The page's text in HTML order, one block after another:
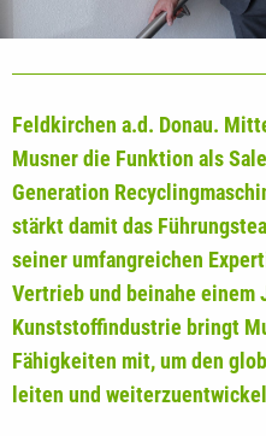
Feldkirchen a.d. Donau.
Musner die Funktion als
Generation
stärkt damit das
seiner umfangreichen
Vertrieb und beinahe einem
Kunststoffindustrie bringt
Fähigkeiten mit, um den
leiten und